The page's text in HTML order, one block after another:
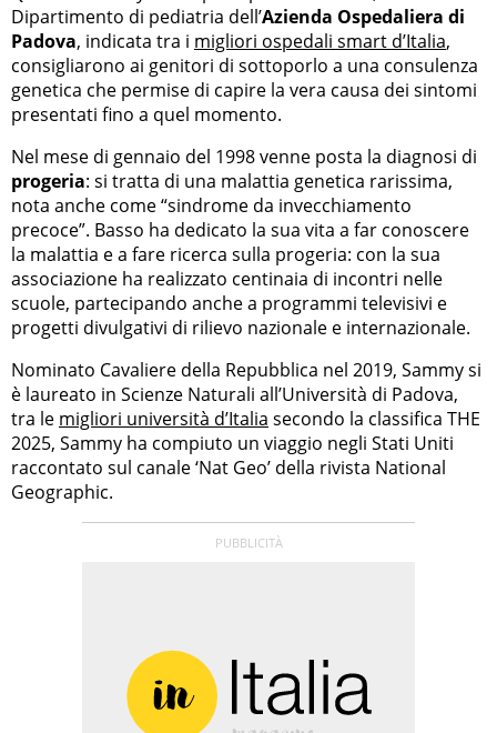
Dipartimento di pediatria dell’Azienda Ospedaliera di
Padova, indicata tra i migliori ospedali smart d’Italia,
consigliarono ai genitori di sottoporlo a una consulenza
genetica che permise di capire la vera causa dei sintomi
presentati fino a quel momento.
Nel mese di gennaio del 1998 venne posta la diagnosi di
progeria: si tratta di una malattia genetica rarissima,
nota anche come “sindrome da invecchiamento
precoce”. Basso ha dedicato la sua vita a far conoscere
la malattia e a fare ricerca sulla progeria: con la sua
associazione ha realizzato centinaia di incontri nelle
scuole, partecipando anche a programmi televisivi e
progetti divulgativi di rilievo nazionale e internazionale.
Nominato Cavaliere della Repubblica nel 2019, Sammy si
è laureato in Scienze Naturali all’Università di Padova,
tra le migliori università d’Italia secondo la classifica THE
2025, Sammy ha compiuto un viaggio negli Stati Uniti
raccontato sul canale ‘Nat Geo’ della rivista National
Geographic.